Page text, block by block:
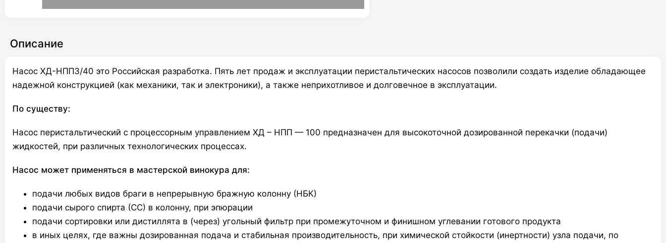
Описание
Насос ХД-НПП3/40 это Российская разработка. Пять лет продаж и эксплуатации перистальтических насосов позволили создать изделие обладающее
надежной конструкцией (как механики, так и электроники), а также неприхотливое и долговечное в эксплуатации.
По существу:
Насос перистальтический с процессорным управлением ХД – НПП — 100 предназначен для высокоточной дозированной перекачки (подачи)
жидкостей, при различных технологических процессах.
Насос может применяться в мастерской винокура для:
подачи любых видов браги в непрерывную бражную колонну (НБК)
подачи сырого спирта (СС) в колонну, при эпюрации
подачи сортировки или дистиллята в (через) угольный фильтр при промежуточном и финишном углевании готового продукта
в иных целях, где важны дозированная подача и стабильная производительность, при химической стойкости (инертности) узла подачи, по